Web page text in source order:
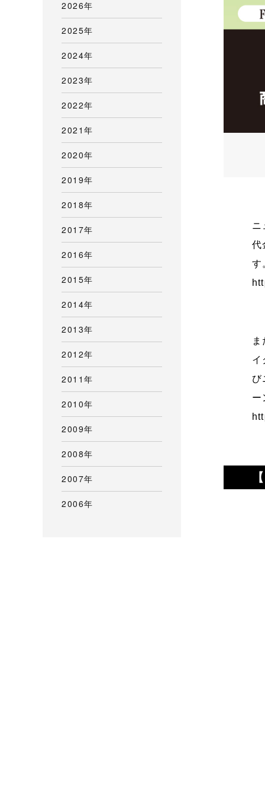
ニ
代
す
イ
び
ー
2026年
2025年
2024年
2023年
2022年
2021年
2020年
2019年
2018年
2017年
2016年
2015年
2014年
2013年
2012年
2011年
2010年
2009年
2008年
2007年
2006年